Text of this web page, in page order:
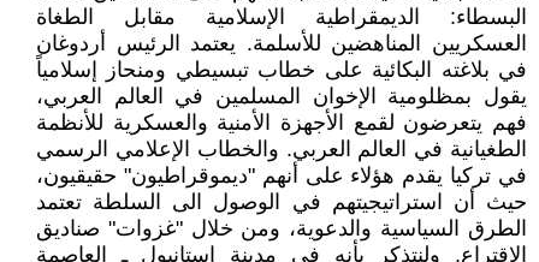
البسطاء: الديمقراطية الإسلامية مقابل الطغاة
العسكريين المناهضين للأسلمة. يعتمد الرئيس أردوغان
في بلاغته البكائية على خطاب تبسيطي ومنحاز إسلامياً
يقول بمظلومية الإخوان المسلمين في العالم العربي،
فهم يتعرضون لقمع الأجهزة الأمنية والعسكرية للأنظمة
الطغيانية في العالم العربي. والخطاب الإعلامي الرسمي
في تركيا يقدم هؤلاء على أنهم "ديموقراطيون" حقيقيون،
حيث أن استراتيجيتهم في الوصول الى السلطة تعتمد
الطرق السياسية والدعوية، ومن خلال "غزوات" صناديق
الإقتراع. ولنتذكر بأنه في مدينة إستانبول ـ العاصمة